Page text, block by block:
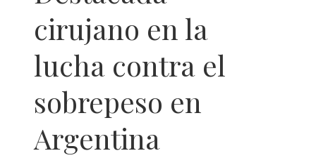
cirujano en la
lucha contra el
sobrepeso en
Argentina